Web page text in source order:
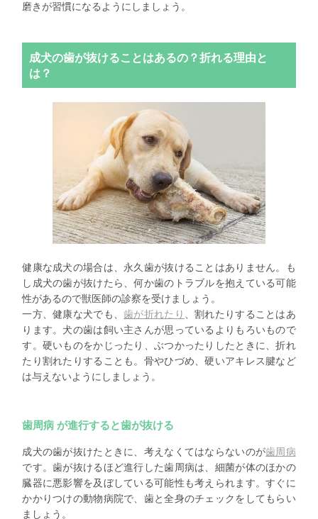
磨きが習慣になるようにしましょう。
成犬の歯が抜けることはあるの？折れる理由と
は？
健康な成犬の場合は、永久歯が抜けることはありません。も
し成犬の歯が抜けたら、何か歯のトラブルを抱えている可能
性があるので獣医師の診察を受けましょう。
一方、健康な犬でも、歯が折れたり
、割れたりすることはあ
ります。犬の歯は飼い主さんが思っているよりもろいもので
す。硬いものをかじったり、ぶつかったりしたときに、折れ
たり割れたりすることも。骨やひづめ、硬いアキレス腱など
は与えないようにしましょう。
歯周病 が進行すると歯が抜ける
成犬の歯が抜けたときに、考えなくてはならないのが歯周病
です。歯が抜けるほど進行した歯周病は、細菌が体のほかの
臓器に悪影響を及ぼしている可能性も考えられます。すぐに
かかりつけの動物病院で、歯と全身のチェックをしてもらい
ましょう。